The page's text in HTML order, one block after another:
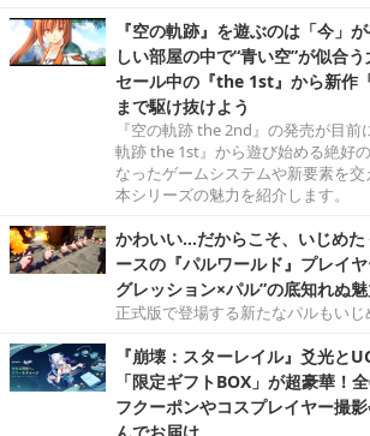
『空の軌跡』を遊ぶのは「今」
しい部屋の中で“青い空”が似合
セール中の『the 1st』から新作
まで駆け抜けよう
『空の軌跡 the 2nd』の発売が目
軌跡 the 1st』から遊び始める絶好
なったゲームシステムや新要素を
本シリーズの魅力を紹介します。
かわいい…だからこそ、いじめた
ースの『パルワールド』プレイ
グレッション×パル”の底知れぬ
正式版で登場する新たなパルもいじ
『崩壊：スターレイル』爻光と
「限定ギフトBOX」が超豪華！
フクーポンやコスプレイヤー撮
んでお届け